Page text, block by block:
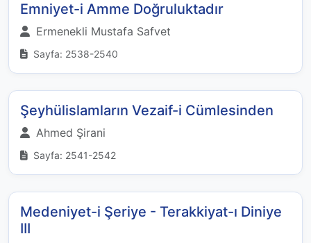
Emniyet-i Amme Doğruluktadır
Ermenekli Mustafa Safvet
Sayfa: 2538-2540
Şeyhülislamların Vezaif-i Cümlesinden
Ahmed Şirani
Sayfa: 2541-2542
Medeniyet-i Şeriye - Terakkiyat-ı Diniye
III